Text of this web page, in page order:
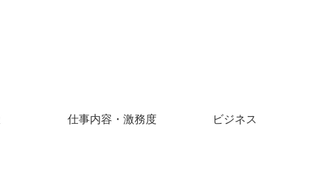
仕事内容・激務度 ビジネス